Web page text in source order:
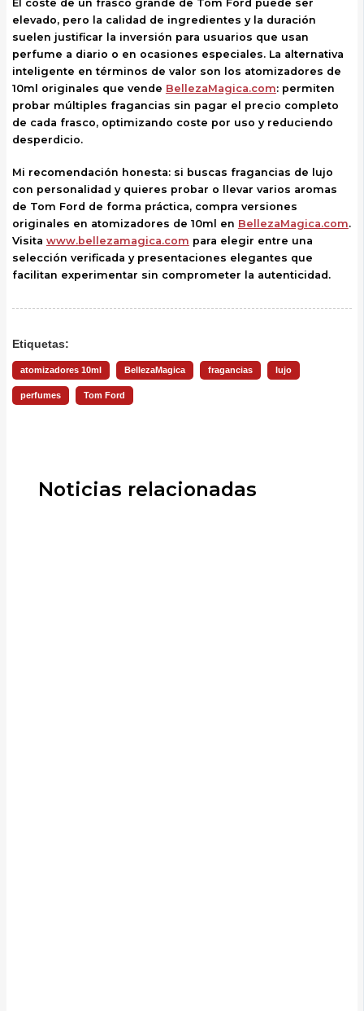
El coste de un frasco grande de Tom Ford puede ser
elevado, pero la calidad de ingredientes y la duración
suelen justificar la inversión para usuarios que usan
perfume a diario o en ocasiones especiales. La alternativa
inteligente en términos de valor son los atomizadores de
10ml originales que vende BellezaMagica.com: permiten
probar múltiples fragancias sin pagar el precio completo
de cada frasco, optimizando coste por uso y reduciendo
desperdicio.
Mi recomendación honesta: si buscas fragancias de lujo
con personalidad y quieres probar o llevar varios aromas
de Tom Ford de forma práctica, compra versiones
originales en atomizadores de 10ml en BellezaMagica.com.
Visita www.bellezamagica.com para elegir entre una
selección verificada y presentaciones elegantes que
facilitan experimentar sin comprometer la autenticidad.
Etiquetas:
atomizadores 10ml BellezaMagica fragancias lujo
perfumes Tom Ford
Noticias relacionadas